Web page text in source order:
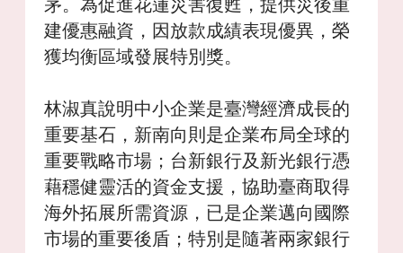
茅。為促進花蓮災害復甦，提供災後重
建優惠融資，因放款成績表現優異，榮
獲均衡區域發展特別獎。
林淑真說明中小企業是臺灣經濟成長的
重要基石，新南向則是企業布局全球的
重要戰略市場；台新銀行及新光銀行憑
藉穩健靈活的資金支援，協助臺商取得
海外拓展所需資源，已是企業邁向國際
市場的重要後盾；特別是隨著兩家銀行